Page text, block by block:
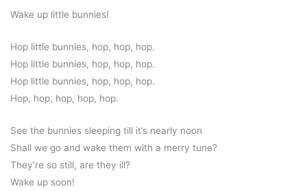
Wake up little bunnies!
Hop little bunnies, hop, hop, hop.
Hop little bunnies, hop, hop, hop.
Hop little bunnies, hop, hop, hop.
Hop, hop, hop, hop, hop.
See the bunnies sleeping till it’s nearly noon
Shall we go and wake them with a merry tune?
They’re so still, are they ill?
Wake up soon!